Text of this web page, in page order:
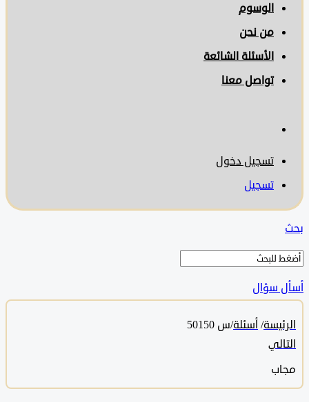
الوسوم
من نحن
الأسئلة الشائعة
تواصل معنا
تسجيل دخول
تسجيل
سؤال
/ أسئلة/س 50150